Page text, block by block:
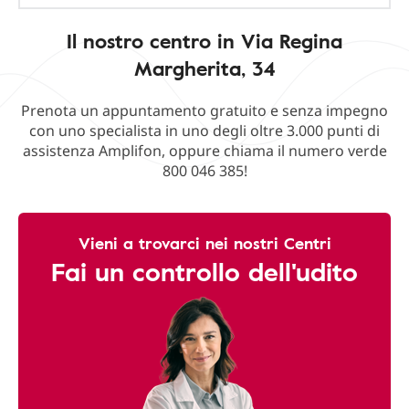
Il nostro centro in Via Regina
Margherita, 34
Prenota un appuntamento gratuito e senza impegno
con uno specialista in uno degli oltre 3.000 punti di
assistenza Amplifon, oppure chiama il numero verde
800 046 385!
Vieni a trovarci nei nostri Centri
Fai un controllo dell'udito